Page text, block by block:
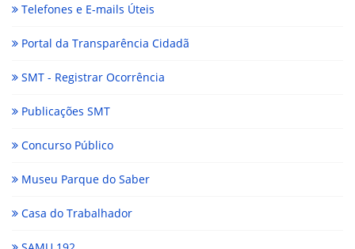
Telefones e E-mails Úteis
Portal da Transparência Cidadã
SMT - Registrar Ocorrência
Publicações SMT
Concurso Público
Museu Parque do Saber
Casa do Trabalhador